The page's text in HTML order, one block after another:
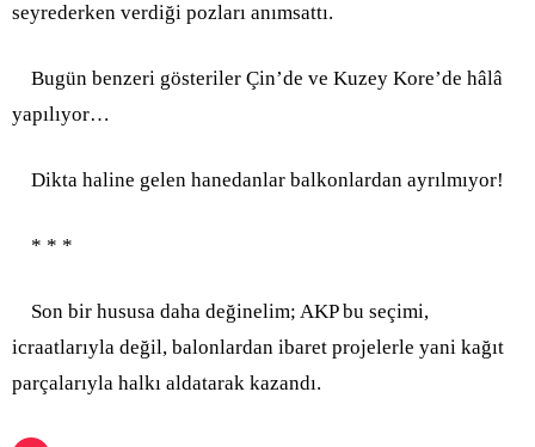
seyrederken verdiği pozları anımsattı.
Bugün benzeri gösteriler Çin’de ve Kuzey Kore’de hâlâ
yapılıyor…
Dikta haline gelen hanedanlar balkonlardan ayrılmıyor!
* * *
Son bir hususa daha değinelim; AKP bu seçimi,
icraatlarıyla değil, balonlardan ibaret projelerle yani kağıt
parçalarıyla halkı aldatarak kazandı.